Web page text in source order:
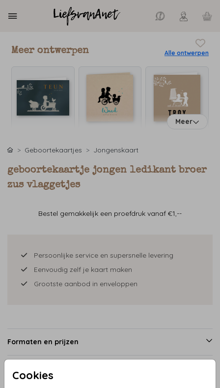
Cookies
Meer ontwerpen Alle ontwerpen
Meer
Geboortekaartjes Jongenskaart
geboortekaartje jongen ledikant broer
zus vlaggetjes
Bestel gemakkelijk een proefdruk vanaf €1,--
Persoonlijke service en supersnelle levering
Eenvoudig zelf je kaart maken
Grootste aanbod in enveloppen
Formaten en prijzen
Productinformatie